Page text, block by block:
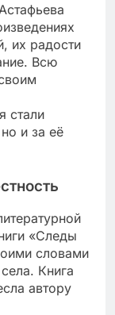
их радости
Всю
стали
и за её
«Cледы
словами
Книга
автору